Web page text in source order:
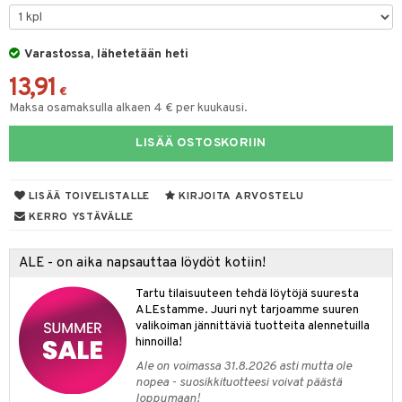
Varastossa, lähetetään heti
13,91 €
Maksa osamaksulla alkaen 4 € per kuukausi.
LISÄÄ OSTOSKORIIN
LISÄÄ TOIVELISTALLE
KIRJOITA ARVOSTELU
KERRO YSTÄVÄLLE
ALE - on aika napsauttaa löydöt kotiin!
Tartu tilaisuuteen tehdä löytöjä suuresta
ALEstamme. Juuri nyt tarjoamme suuren
valikoiman jännittäviä tuotteita alennetuilla
hinnoilla!
Ale on voimassa 31.8.2026 asti mutta ole
nopea - suosikkituotteesi voivat päästä
loppumaan!
Minecraft
Ninjago
Speed Champions
Spidey
Born
Prinsessat
Dollhouse
Tukholma
Laiva